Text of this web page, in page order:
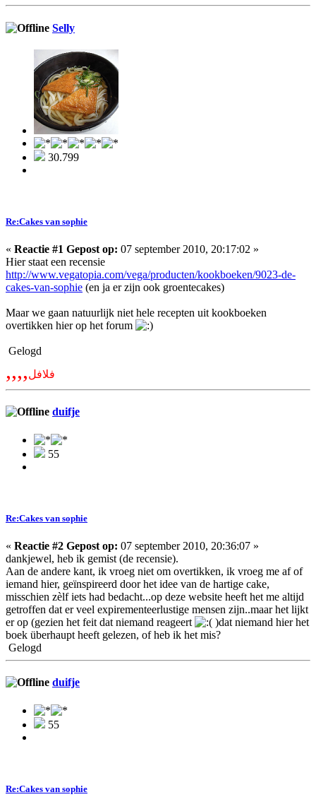
Selly
30.799
Re:Cakes van sophie
« Reactie #1 Gepost op: 07 september 2010, 20:17:02 »
Hier staat een recensie
http://www.vegatopia.com/vega/producten/kookboeken/9023-de-
cakes-van-sophie (en ja er zijn ook groentecakes)
Maar we gaan natuurlijk niet hele recepten uit kookboeken
overtikken hier op het forum
Gelogd
,,,,فلافل
duifje
55
Re:Cakes van sophie
« Reactie #2 Gepost op: 07 september 2010, 20:36:07 »
dankjewel, heb ik gemist (de recensie).
Aan de andere kant, ik vroeg niet om overtikken, ik vroeg me af of
iemand hier, geïnspireerd door het idee van de hartige cake,
misschien zèlf iets had bedacht...op deze website heeft het me altijd
getroffen dat er veel expirementeerlustige mensen zijn..maar het lijkt
er op (gezien het feit dat niemand reageert
)dat niemand hier het
boek überhaupt heeft gelezen, of heb ik het mis?
Gelogd
duifje
55
Re:Cakes van sophie